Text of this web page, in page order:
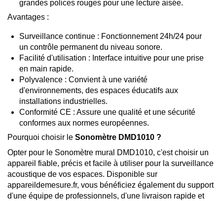
grandes polices rouges pour une lecture aisée.
Avantages :
Surveillance continue : Fonctionnement 24h/24 pour
un contrôle permanent du niveau sonore.
Facilité d'utilisation : Interface intuitive pour une prise
en main rapide.
Polyvalence : Convient à une variété
d'environnements, des espaces éducatifs aux
installations industrielles.
Conformité CE : Assure une qualité et une sécurité
conformes aux normes européennes.
Pourquoi choisir le Sonomètre DMD1010 ?
Opter pour le Sonomètre mural DMD1010, c'est choisir un
appareil fiable, précis et facile à utiliser pour la surveillance
acoustique de vos espaces. Disponible sur
appareildemesure.fr, vous bénéficiez également du support
d'une équipe de professionnels, d'une livraison rapide et